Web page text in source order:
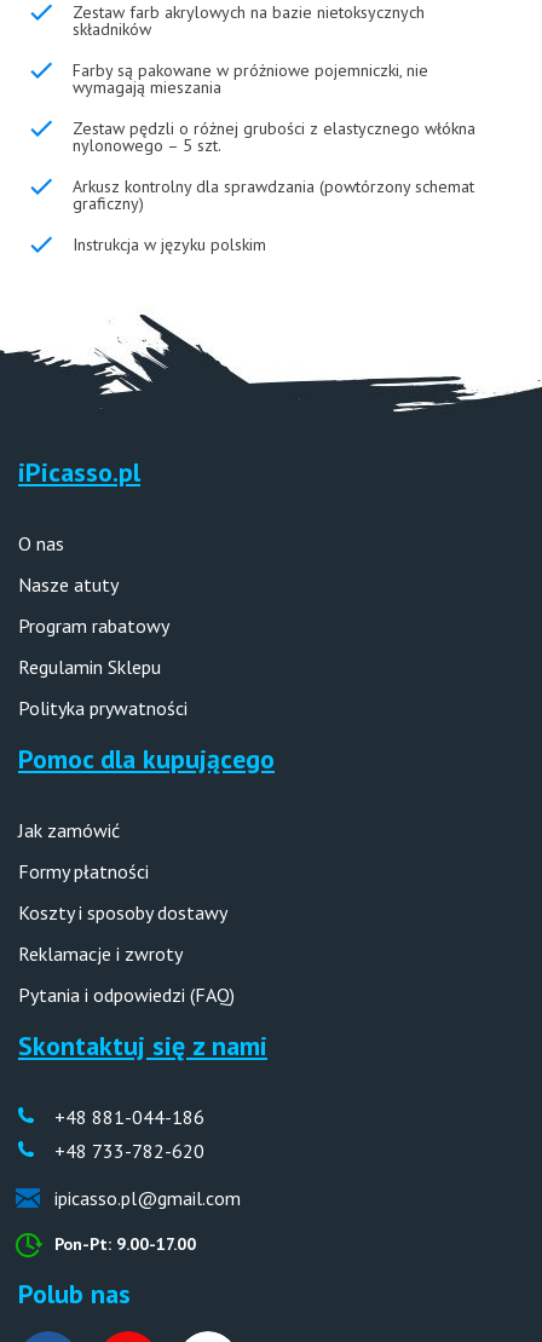
Zestaw farb akrylowych na bazie nietoksycznych
składników
Farby są pakowane w próżniowe pojemniczki, nie
wymagają mieszania
Zestaw pędzli o różnej grubości z elastycznego włókna
nylonowego – 5 szt.
Arkusz kontrolny dla sprawdzania (powtórzony schemat
graficzny)
Instrukcja w języku polskim
iPicasso.pl
O nas
Nasze atuty
Program rabatowy
Regulamin Sklepu
Polityka prywatności
Pomoc dla kupującego
Jak zamówić
Formy płatności
Koszty i sposoby dostawy
Reklamacje i zwroty
Pytania i odpowiedzi (FAQ)
Skontaktuj się z nami
+48 881-044-186
+48 733-782-620
ipicasso.pl@gmail.com
Pon-Pt: 9.00-17.00
Polub nas